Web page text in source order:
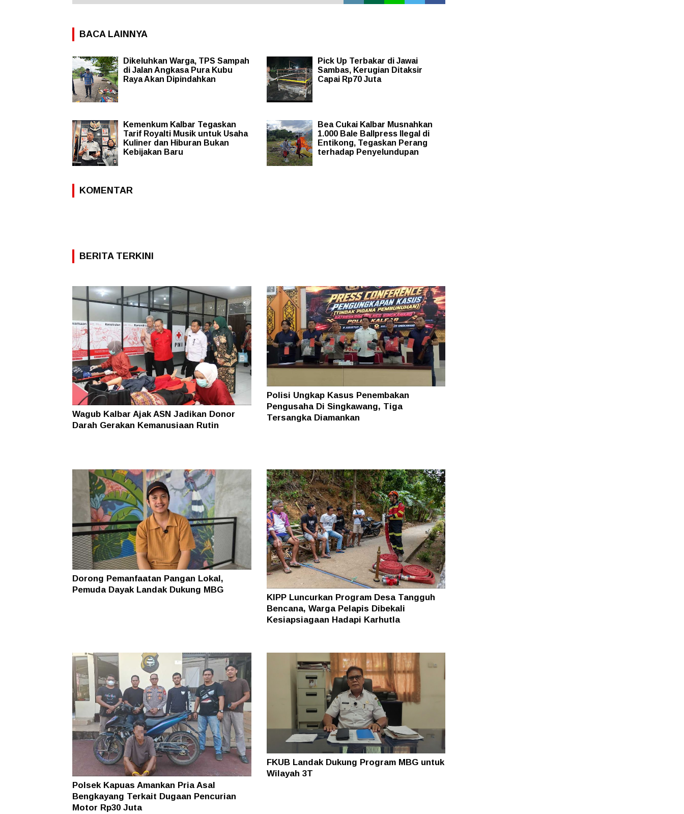
BACA LAINNYA
Dikeluhkan Warga, TPS Sampah
di Jalan Angkasa Pura Kubu
Raya Akan Dipindahkan
Pick Up Terbakar di Jawai
Sambas, Kerugian Ditaksir
Capai Rp70 Juta
Kemenkum Kalbar Tegaskan
Tarif Royalti Musik untuk Usaha
Kuliner dan Hiburan Bukan
Kebijakan Baru
Bea Cukai Kalbar Musnahkan
1.000 Bale Ballpress Ilegal di
Entikong, Tegaskan Perang
terhadap Penyelundupan
KOMENTAR
BERITA TERKINI
Wagub Kalbar Ajak ASN Jadikan Donor
Darah Gerakan Kemanusiaan Rutin
Polisi Ungkap Kasus Penembakan
Pengusaha Di Singkawang, Tiga
Tersangka Diamankan
Dorong Pemanfaatan Pangan Lokal,
Pemuda Dayak Landak Dukung MBG
KIPP Luncurkan Program Desa Tangguh
Bencana, Warga Pelapis Dibekali
Kesiapsiagaan Hadapi Karhutla
Polsek Kapuas Amankan Pria Asal
Bengkayang Terkait Dugaan Pencurian
Motor Rp30 Juta
FKUB Landak Dukung Program MBG untuk
Wilayah 3T